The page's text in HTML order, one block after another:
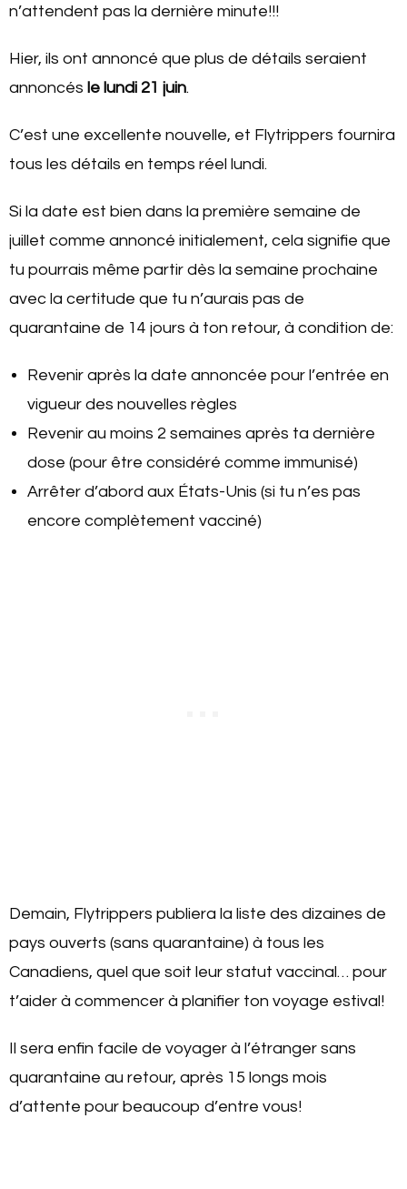
n’attendent pas la dernière minute!!!
Hier, ils ont annoncé que plus de détails seraient
annoncés le lundi 21 juin.
C’est une excellente nouvelle, et Flytrippers fournira
tous les détails en temps réel lundi.
Si la date est bien dans la première semaine de
juillet comme annoncé initialement, cela signifie que
tu pourrais même partir dès la semaine prochaine
avec la certitude que tu n’aurais pas de
quarantaine de 14 jours à ton retour, à condition de:
Revenir après la date annoncée pour l’entrée en
vigueur des nouvelles règles
Revenir au moins 2 semaines après ta dernière
dose (pour être considéré comme immunisé)
Arrêter d’abord aux États-Unis (si tu n’es pas
encore complètement vacciné)
Demain, Flytrippers publiera la liste des dizaines de
pays ouverts (sans quarantaine) à tous les
Canadiens, quel que soit leur statut vaccinal… pour
t’aider à commencer à planifier ton voyage estival!
Il sera enfin facile de voyager à l’étranger sans
quarantaine au retour, après 15 longs mois
d’attente pour beaucoup d’entre vous!